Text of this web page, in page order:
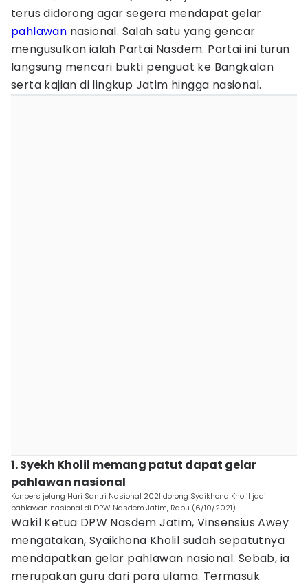
terus didorong agar segera mendapat gelar
pahlawan nasional. Salah satu yang gencar
mengusulkan ialah Partai Nasdem. Partai ini turun
langsung mencari bukti penguat ke Bangkalan
serta kajian di lingkup Jatim hingga nasional.
1. Syekh Kholil memang patut dapat gelar
pahlawan nasional
Konpers jelang Hari Santri Nasional 2021 dorong Syaikhona Kholil jadi
pahlawan nasional di DPW Nasdem Jatim, Rabu (6/10/2021).
Wakil Ketua DPW Nasdem Jatim, Vinsensius Awey
mengatakan, Syaikhona Kholil sudah sepatutnya
mendapatkan gelar pahlawan nasional. Sebab, ia
merupakan guru dari para ulama. Termasuk